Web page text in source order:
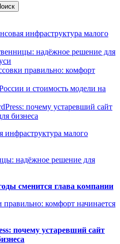
инфраструктура малого
надёжное решение для
правильно: комфорт
и стоимость модели на
почему устаревший сайт
бизнеса
малого
надёжное решение для
сменится глава компании
комфорт начинается
почему устаревший сайт